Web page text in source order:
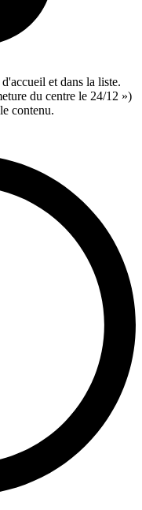
et dans la liste.
du centre le 24/12 »)
contenu.